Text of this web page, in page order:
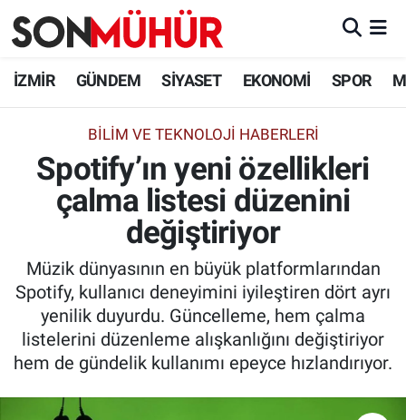
İZMİR GÜNDEM SİYASET EKONOMİ SPOR
BILIM VE TEKNOLOJI HABERLERI
Spotify’ın yeni özellikleri
çalma listesi düzenini
değiştiriyor
Müzik dünyasının en büyük platformlarından
Spotify, kullanıcı deneyimini iyileştiren dört ayrı
yenilik duyurdu. Güncelleme, hem çalma
listelerini düzenleme alışkanlığını değiştiriyor
hem de gündelik kullanımı epeyce hızlandırıyor.
İzmir Nöbetçi Eczaneler
İzmir Namaz Vakitleri
İzmir Trafik Yoğunluk Haritası
Süper Lig Puan Durumu ve Fikstür
Tüm Manşetler
Son Dakika Haberleri
Haber Arşivi